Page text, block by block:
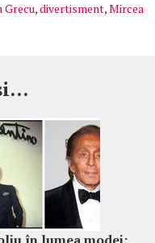
Grecu,divertisment,Mircea